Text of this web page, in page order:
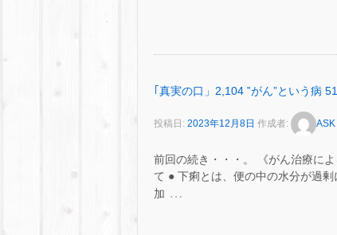
｢真実の口」2,104 ‟がん”という病
投稿日: 2023年12月8日 作成者:
前回の続き・・・。 《がん治療に
て ● 下痢とは、便の中の水分が過
加 …